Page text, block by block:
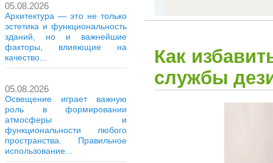
05.08.2026
Архитектура — это не только
эстетика и функциональность
зданий, но и важнейшие
факторы, влияющие на
качество...
05.08.2026
Освещение играет важную
роль в формировании
атмосферы и
функциональности любого
пространства. Правильное
использование...
Как
службы